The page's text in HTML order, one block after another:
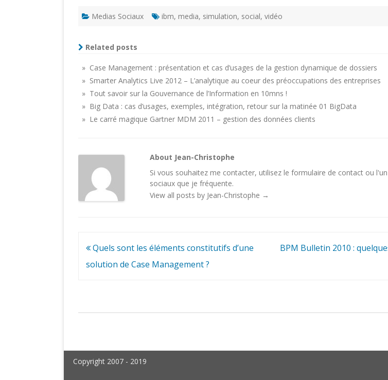
Medias Sociaux ibm, media, simulation, social, vidéo
Related posts
» Case Management : présentation et cas d’usages de la gestion dynamique de dossiers
» Smarter Analytics Live 2012 – L’analytique au coeur des préoccupations des entreprises
» Tout savoir sur la Gouvernance de l’Information en 10mns !
» Big Data : cas d’usages, exemples, intégration, retour sur la matinée 01 BigData
» Le carré magique Gartner MDM 2011 – gestion des données clients
About Jean-Christophe
Si vous souhaitez me contacter, utilisez leformulaire de contact ou
sociaux que je fréquente.
View all posts by Jean-Christophe →
Navigation
de
Quels sont les éléments constitutifs d’une
solution de Case Management ?
BPM Bulletin 2010 :
Copyright 2007 - 2019